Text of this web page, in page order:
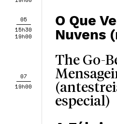
05
15h30
19h00
O Que
Nuvens
07
19h00
The Go-
especial)